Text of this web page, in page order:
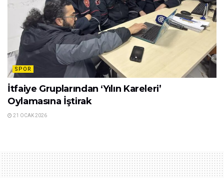
SPOR
İtfaiye Gruplarından ‘Yılın Kareleri’
Oylamasına İştirak
21 OCAK 2026